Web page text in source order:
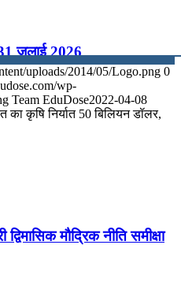
जुलाई 2026
जुलाई 2026
जुलाई 2026
uploads/2014/05/Logo.png 0
wp-
Team EduDose2022-04-08
का कृषि निर्यात 50 बिलियन डॉलर,
मौद्रिक नीति समीक्षा